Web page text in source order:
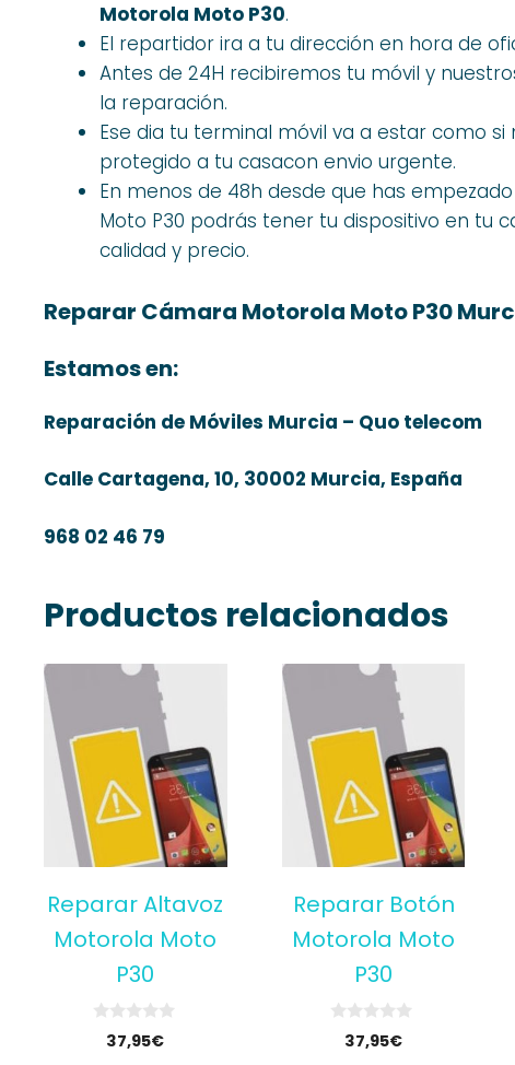
Motorola Moto P30.
El repartidor ira a tu dirección en hora de
Antes de 24H recibiremos tu móvil y
la reparación.
Ese dia tu terminal móvil va a estar como
protegido a tu casacon envio urgente.
En menos de 48h desde que has
Moto P30 podrás tener tu dispositivo en tu
calidad y precio.
Reparar Cámara Motorola Moto P30
Estamos en:
Reparación de Móviles Murcia – Quo telecom
Calle Cartagena, 10, 30002 Murcia, España
968 02 46 79
Productos relacionados
Reparar Altavoz
Motorola Moto
P30
37,95€
Reparar Botón
Motorola Moto
P30
37,95€